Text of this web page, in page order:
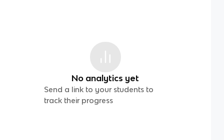
No analytics yet
Send a link to your students to
track their progress